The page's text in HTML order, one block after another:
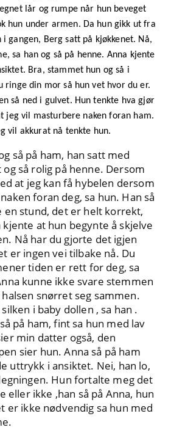
lår og rumpe når hun beveget
hun under armen. Da hun gikk ut fra
gangen, Berg satt på kjøkkenet. Nå,
sa han og så på henne. Anna kjente
Bra, stammet hun og så i
ringe din mor så hun vet hvor du er.
så ned i gulvet. Hun tenkte hva gjør
jeg vil masturbere naken foran ham.
vil akkurat nå tenkte hun.
så på ham, han satt med
så rolig på henne. Dersom
at jeg kan få hybelen dersom
foran deg, sa hun. Han så
en stund, det er helt korrekt,
kjente at hun begynte å skjelve
Nå har du gjorte det igjen
er ingen vei tilbake nå. Du
tiden er rett for deg, sa
kunne ikke svare stemmen
snørret seg sammen.
i baby dollen , sa han .
på ham, fint sa hun med lav
min datter også, den
sier hun. Anna så på ham
uttrykk i ansiktet. Nei, han lo,
Hun fortalte meg det
eller ikke ,han så på Anna, hun
er ikke nødvendig sa hun med